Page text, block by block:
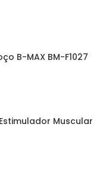
B-MAX BM-F1027
Muscular